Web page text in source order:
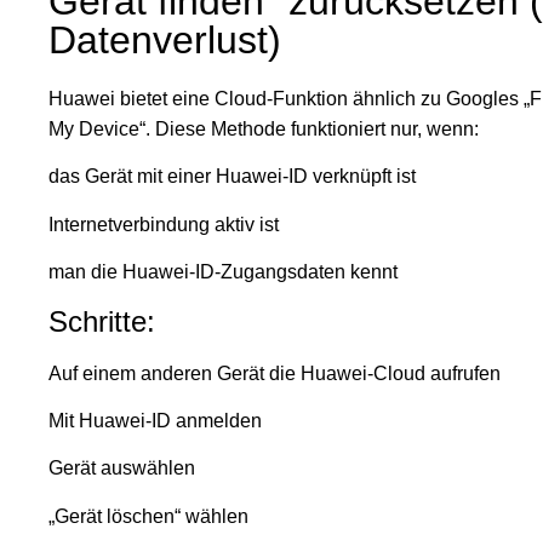
Datenverlust)
Huawei bietet eine Cloud-Funktion ähnlich zu Googles
My Device“. Diese Methode funktioniert nur, wenn:
das Gerät mit einer Huawei-ID verknüpft ist
Internetverbindung aktiv ist
man die Huawei-ID-Zugangsdaten kennt
Schritte:
Auf einem anderen Gerät die Huawei-Cloud aufrufen
Mit Huawei-ID anmelden
Gerät auswählen
„Gerät löschen“ wählen